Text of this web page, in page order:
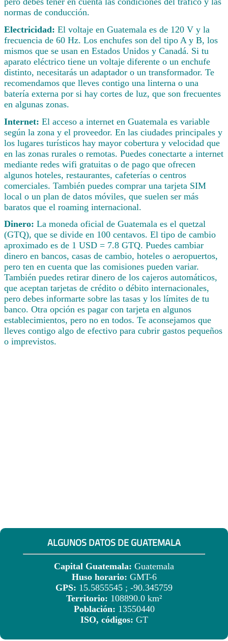
normas de conducción.
Electricidad: El voltaje en Guatemala es de 120 V y la
frecuencia de 60 Hz. Los enchufes son del tipo A y B, los
mismos que se usan en Estados Unidos y Canadá. Si tu
aparato eléctrico tiene un voltaje diferente o un enchufe
distinto, necesitarás un adaptador o un transformador. Te
recomendamos que lleves contigo una linterna o una
batería externa por si hay cortes de luz, que son frecuentes
en algunas zonas.
Internet: El acceso a internet en Guatemala es variable
según la zona y el proveedor. En las ciudades principales y
los lugares turísticos hay mayor cobertura y velocidad que
en las zonas rurales o remotas. Puedes conectarte a internet
mediante redes wifi gratuitas o de pago que ofrecen
algunos hoteles, restaurantes, cafeterías o centros
comerciales. También puedes comprar una tarjeta SIM
local o un plan de datos móviles, que suelen ser más
baratos que el roaming internacional.
Dinero: La moneda oficial de Guatemala es el quetzal
(GTQ), que se divide en 100 centavos. El tipo de cambio
aproximado es de 1 USD = 7.8 GTQ. Puedes cambiar
dinero en bancos, casas de cambio, hoteles o aeropuertos,
pero ten en cuenta que las comisiones pueden variar.
También puedes retirar dinero de los cajeros automáticos,
que aceptan tarjetas de crédito o débito internacionales,
pero debes informarte sobre las tasas y los límites de tu
banco. Otra opción es pagar con tarjeta en algunos
establecimientos, pero no en todos. Te aconsejamos que
lleves contigo algo de efectivo para cubrir gastos pequeños
o imprevistos.
ALGUNOS DATOS DE GUATEMALA
Capital Guatemala: Guatemala
Huso horario: GMT-6
GPS: 15.5855545 ; -90.345759
Territorio: 108890.0 km²
Población: 13550440
ISO, códigos: GT